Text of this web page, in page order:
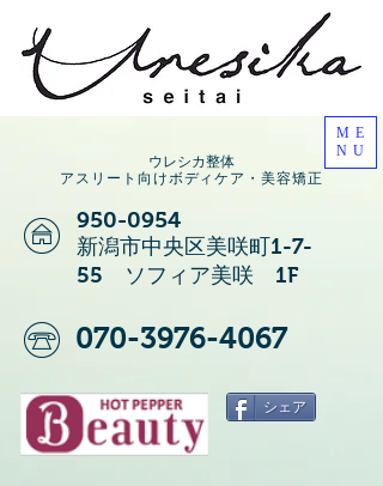
ウレシカ整体
アスリート向けボディケア・美容矯正
ME
NU
950-0954
新潟市中央区美咲町1-7-
55 ソフィア美咲 1F
070-3976-4067
シェア